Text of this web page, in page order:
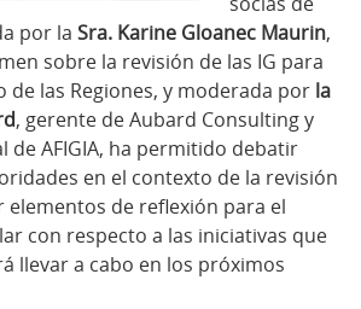
por la Sra. Karine Gloanec Maurin,
sobre la revisión de las IG para
de las Regiones, y moderada por la
, gerente de Aubard Consulting y
de AFIGIA, ha permitido debatir
en el contexto de la revisión
elementos de reflexión para el
con respecto a las iniciativas que
llevar a cabo en los próximos